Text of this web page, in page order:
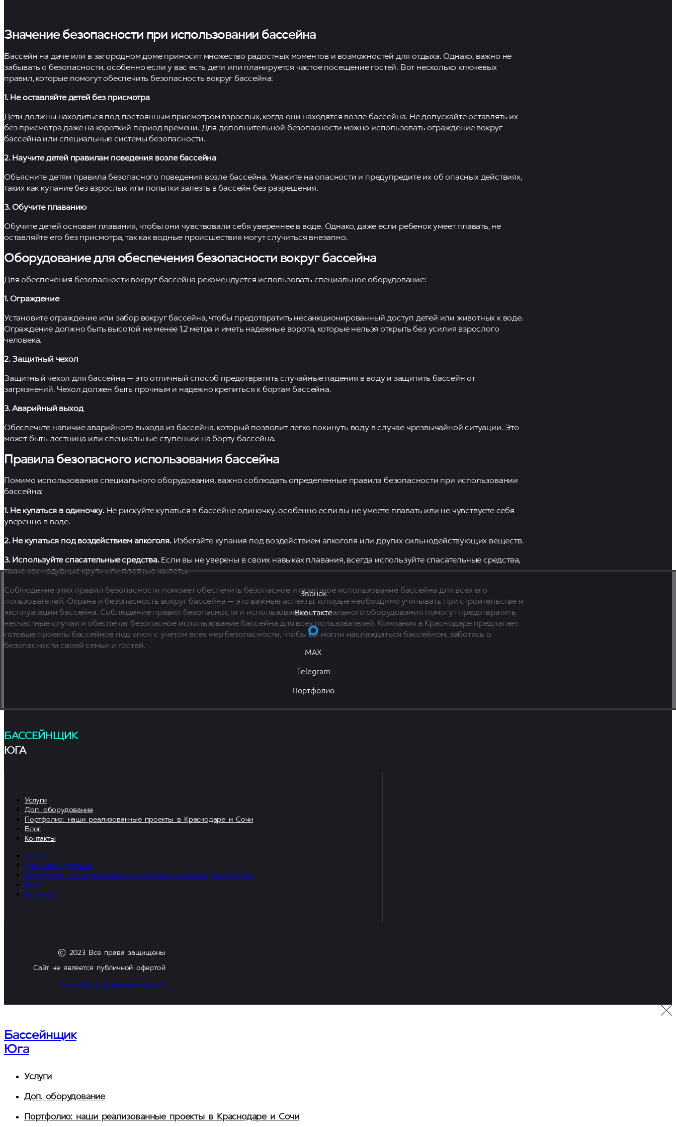
Звонок
Вконтакте
MAX
Telegram
Портфолио
Значение безопасности при использовании бассейна
Бассейн на даче или в загородном доме приносит множество радостных моментов и возможностей для отдыха. Однако, важно не
забывать о безопасности, особенно если у вас есть дети или планируется частое посещение гостей. Вот несколько ключевых
правил, которые помогут обеспечить безопасность вокруг бассейна:
1. Не оставляйте детей без присмотра
Дети должны находиться под постоянным присмотром взрослых, когда они находятся возле бассейна. Не допускайте оставлять их
без присмотра даже на короткий период времени. Для дополнительной безопасности можно использовать ограждение вокруг
бассейна или специальные системы безопасности.
2. Научите детей правилам поведения возле бассейна
Объясните детям правила безопасного поведения возле бассейна. Укажите на опасности и предупредите их об опасных действиях,
таких как купание без взрослых или попытки залезть в бассейн без разрешения.
3. Обучите плаванию
Обучите детей основам плавания, чтобы они чувствовали себя увереннее в воде. Однако, даже если ребенок умеет плавать, не
оставляйте его без присмотра, так как водные происшествия могут случиться внезапно.
Оборудование для обеспечения безопасности вокруг бассейна
Для обеспечения безопасности вокруг бассейна рекомендуется использовать специальное оборудование:
1. Ограждение
Установите ограждение или забор вокруг бассейна, чтобы предотвратить несанкционированный доступ детей или животных к воде.
Ограждение должно быть высотой не менее 1,2 метра и иметь надежные ворота, которые нельзя открыть без усилия взрослого
человека.
2. Защитный чехол
Защитный чехол для бассейна — это отличный способ предотвратить случайные падения в воду и защитить бассейн от
загрязнений. Чехол должен быть прочным и надежно крепиться к бортам бассейна.
3. Аварийный выход
Обеспечьте наличие аварийного выхода из бассейна, который позволит легко покинуть воду в случае чрезвычайной ситуации. Это
может быть лестница или специальные ступеньки на борту бассейна.
Правила безопасного использования бассейна
Помимо использования специального оборудования, важно соблюдать определенные правила безопасности при использовании
бассейна:
1. Не купаться в одиночку. Не рискуйте купаться в бассейне одиночку, особенно если вы не умеете плавать или не чувствуете себя
уверенно в воде.
2. Не купаться под воздействием алкоголя. Избегайте купания под воздействием алкоголя или других сильнодействующих веществ.
3. Используйте спасательные средства. Если вы не уверены в своих навыках плавания, всегда используйте спасательные средства,
такие как надувные круги или плотные жилеты.
Соблюдение этих правил безопасности поможет обеспечить безопасное и приятное использование бассейна для всех его
пользователей. Охрана и безопасность вокруг бассейна — это важные аспекты, которые необходимо учитывать при строительстве и
эксплуатации бассейна. Соблюдение правил безопасности и использование специального оборудования помогут предотвратить
несчастные случаи и обеспечат безопасное использование бассейна для всех пользователей. Компания в Краснодаре предлагает
готовые проекты бассейнов под ключ с учетом всех мер безопасности, чтобы вы могли наслаждаться бассейном, заботясь о
безопасности своей семьи и гостей.
БАССЕЙНЩИК
ЮГА
Услуги
Доп. оборудование
Портфолио: наши реализованные проекты в Краснодаре и Сочи
Блог
Контакты
Услуги
Доп. оборудование
Портфолио: наши реализованные проекты в Краснодаре и Сочи
Блог
Контакты
© 2023 Все права защищены
Сайт не является публичной офертой
Политика конфиденциальности
Бассейнщик
Юга
Услуги
Доп. оборудование
Портфолио: наши реализованные проекты в Краснодаре и Сочи